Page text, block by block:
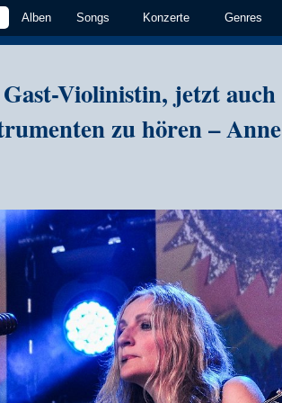
Alben Songs Konzerte Genres
Gast-Violinistin, jetzt auch
zu hören – Anne